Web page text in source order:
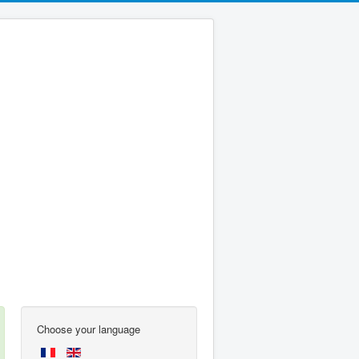
Choose your language